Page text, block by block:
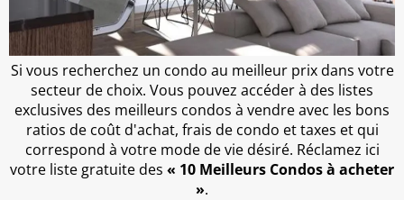
Si vous recherchez un condo au meilleur prix dans votre
secteur de choix. Vous pouvez accéder à des listes
exclusives des meilleurs condos à vendre avec les bons
ratios de coût d'achat, frais de condo et taxes et qui
correspond à votre mode de vie désiré. Réclamez ici
votre liste gratuite des « 10 Meilleurs Condos à acheter
».